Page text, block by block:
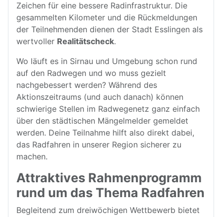
Zeichen für eine bessere Radinfrastruktur. Die
gesammelten Kilometer und die Rückmeldungen
der Teilnehmenden dienen der Stadt Esslingen als
wertvoller Realitätscheck.
Wo läuft es in Sirnau und Umgebung schon rund
auf den Radwegen und wo muss gezielt
nachgebessert werden? Während des
Aktionszeitraums (und auch danach) können
schwierige Stellen im Radwegenetz ganz einfach
über den städtischen Mängelmelder gemeldet
werden. Deine Teilnahme hilft also direkt dabei,
das Radfahren in unserer Region sicherer zu
machen.
Attraktives Rahmenprogramm
rund um das Thema Radfahren
Begleitend zum dreiwöchigen Wettbewerb bietet